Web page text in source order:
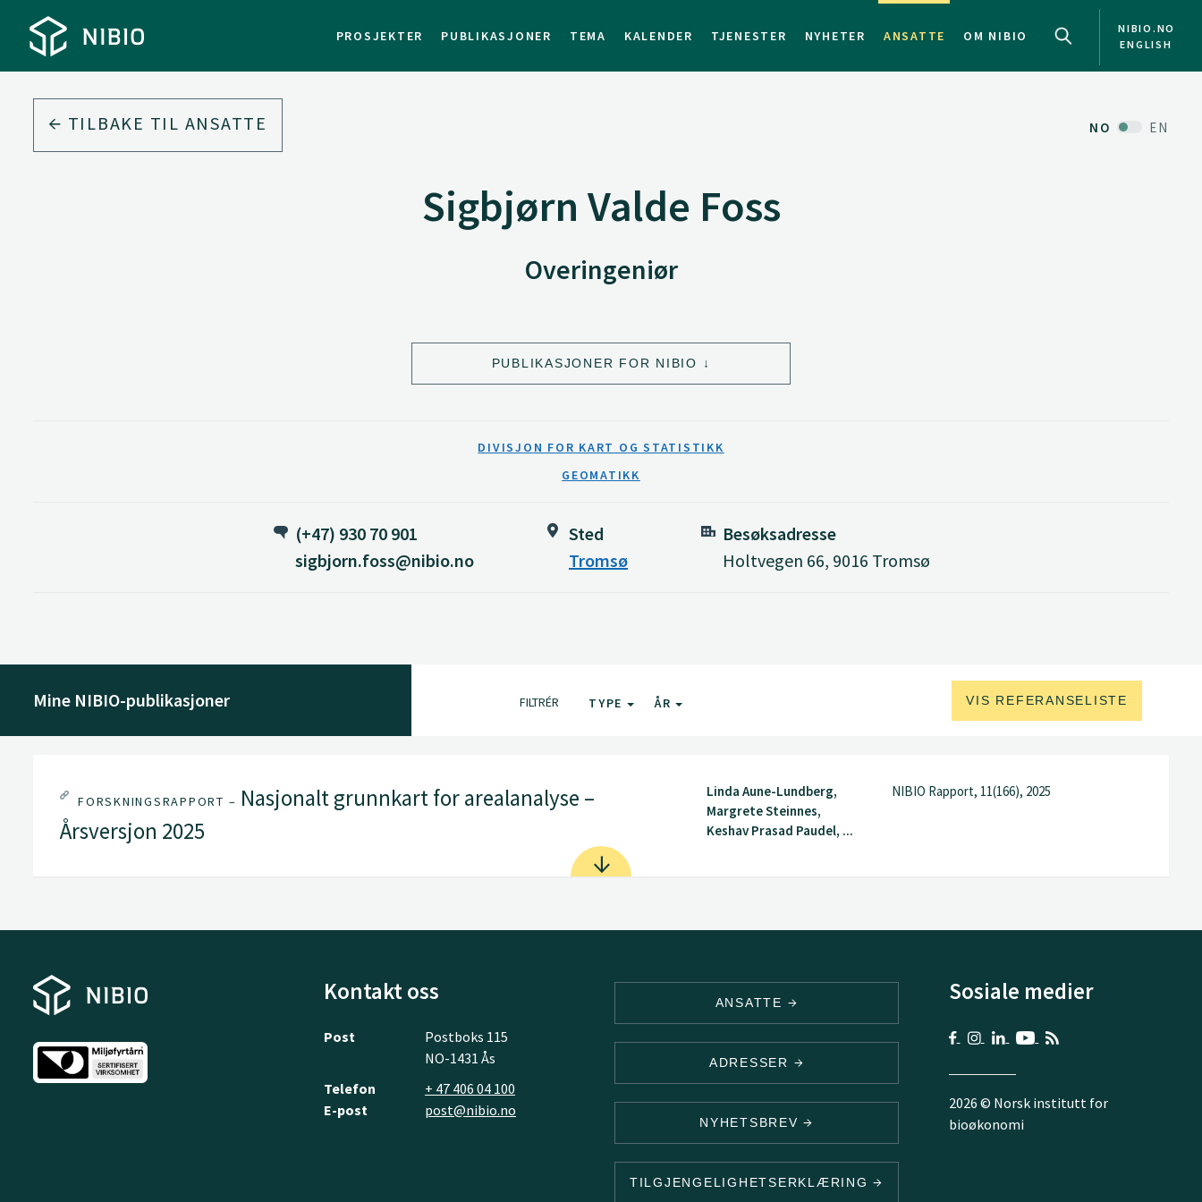
PROSJEKTER PUBLIKASJONER TEMA KALENDER TJENESTER NYHETER ANSATTE OM NIBIO
NIBIO.NO
ENGLISH
TILBAKE TIL ANSATTE NO EN
Sigbjørn Valde Foss
Overingeniør
PUBLIKASJONER FOR NIBIO
DIVISJON FOR KART OG STATISTIKK
GEOMATIKK
(+47) 930 70 901
sigbjorn.foss@nibio.no
Sted
Tromsø
Besøksadresse
Holtvegen 66, 9016 Tromsø
Mine NIBIO-publikasjoner FILTRÉR TYPE ÅR VIS REFERANSELISTE
FORSKNINGSRAPPORT – Nasjonalt grunnkart for arealanalyse –
Årsversjon 2025
Linda Aune-Lundberg,
Margrete Steinnes,
Keshav Prasad Paudel, ...
NIBIO Rapport, 11(166), 2025
Kontakt oss
Post
Postboks 115
NO-1431 Ås
Telefon
+ 47 406 04 100
E-post
post@nibio.no
ANSATTE
ADRESSER
NYHETSBREV
TILGJENGELIGHETSERKLÆRING
Sosiale medier
2026 © Norsk institutt for
bioøkonomi